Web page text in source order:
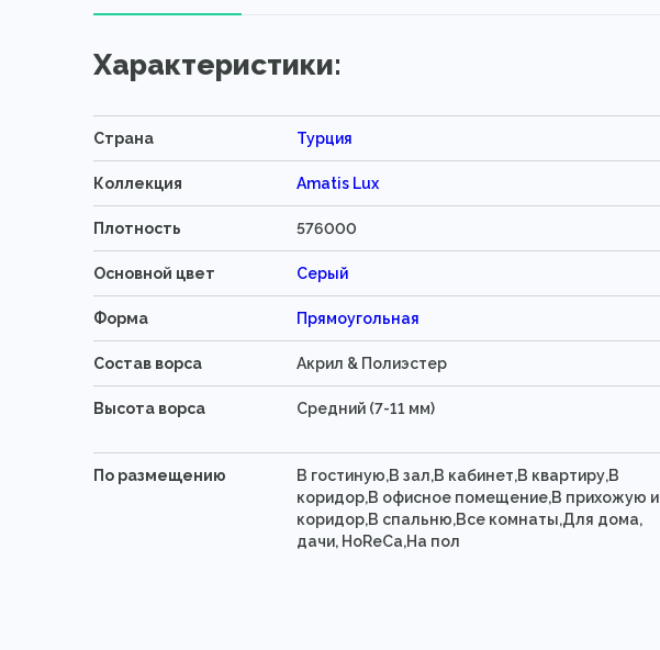
Характеристики:
Страна Турция
Коллекция Amatis Lux
Плотность 576000
Основной цвет Серый
Форма Прямоугольная
Состав ворса Акрил & Полиэстер
Высота ворса Средний (7-11 мм)
По размещению
В гостиную,В зал,В кабинет,В квартиру,В
коридор,В офисное помещение,В прихожую и
коридор,В спальню,Все комнаты,Для дома,
дачи, HoReCa,На пол